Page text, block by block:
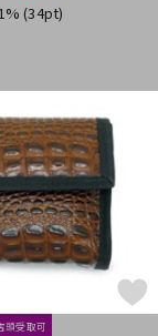
(34pt)
頭受取可